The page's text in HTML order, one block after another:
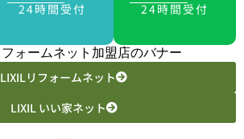
24時間受付 24時間受付
LIXILリフォームネット
LIXIL いい家ネット